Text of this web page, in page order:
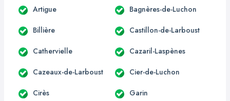
Artigue Bagnères-de-Luchon
Billière Castillon-de-Larboust
Cathervielle Cazaril-Laspènes
Cazeaux-de-Larboust Cier-de-Luchon
Cirès Garin